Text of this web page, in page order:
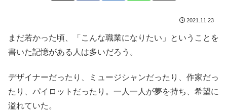
2021.11.23
まだ若かった頃、「こんな職業になりたい」ということを
書いた記憶がある人は多いだろう。
デザイナーだったり、ミュージシャンだったり、作家だっ
たり、パイロットだったり。一人一人が夢を持ち、希望に
溢れていた。